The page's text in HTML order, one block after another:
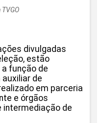
divulgadas
estão
função de
de
em parceria
e órgãos
intermediação de